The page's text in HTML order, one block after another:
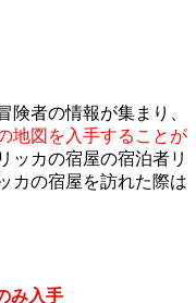
険者の情報が集まり、
地図を入手することが
ッカの宿屋の宿泊者リ
カの宿屋を訪れた際は
み入手